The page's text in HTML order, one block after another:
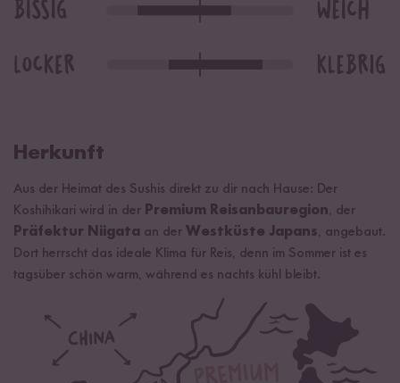
Herkunft
Aus der Heimat des Sushis direkt zu dir nach Hause: Der
Koshihikari wird in der Premium Reisanbauregion, der
Präfektur Niigata an der Westküste Japans, angebaut.
Dort herrscht das ideale Klima für Reis, denn im Sommer ist es
tagsüber schön warm, während es nachts kühl bleibt.